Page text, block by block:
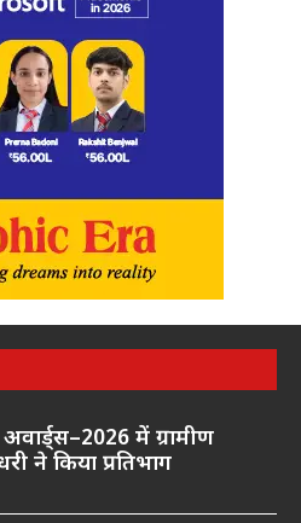
में ग्रामीण
ने किया प्रतिभाग